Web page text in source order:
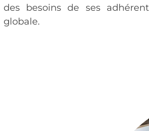
des besoins de ses
globale.